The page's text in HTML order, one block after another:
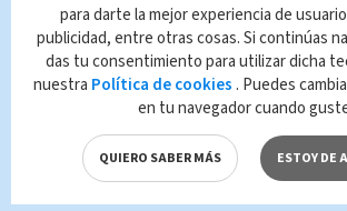
para darte la mejor experiencia de
publicidad, entre otras cosas. Si continúas
das tu consentimiento para utilizar dicha
nuestra Política de cookies . Puedes
en tu navegador cuando
QUIERO SABER MÁS ESTOY DE